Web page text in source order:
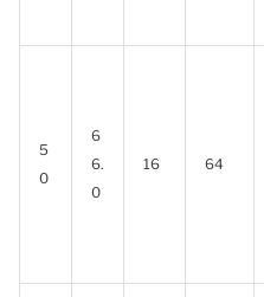
5
0
6
6.
0
16 64